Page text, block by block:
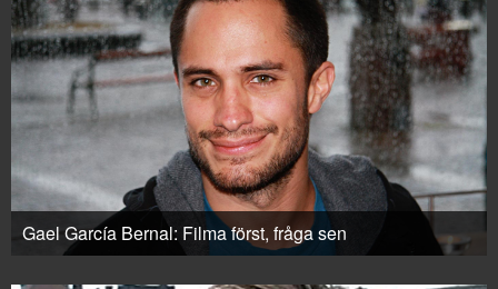
Gael García Bernal: Filma först, fråga sen